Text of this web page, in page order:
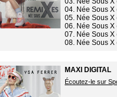
04. Née Sous X
05. Née Sous
06. Née Sous X
07. Née Sous X
08. Née Sous X
MAXI DIGITAL
Écoutez-le sur